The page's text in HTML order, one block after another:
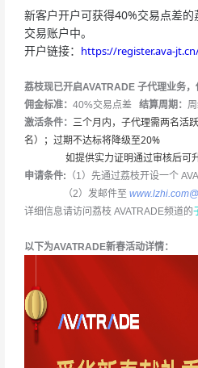
新客户开户可获得40%交易点差
交易账户中。
开户链接： https://register.ava-
荔枝现已开启AVATRADE 子代理业务，
佣金标准： 40%交易点差 结算周期：
激活条件： 三个月内，子代理需两名活
名）；过期不达标将降级至20%
如提供实力证明通过审核后可升
申请条件: （1）先通过荔枝开设一个
（2）发邮件至
详细信息请访问荔枝 AVATRADE频道的
以下为AVATRADE新春活动详情：